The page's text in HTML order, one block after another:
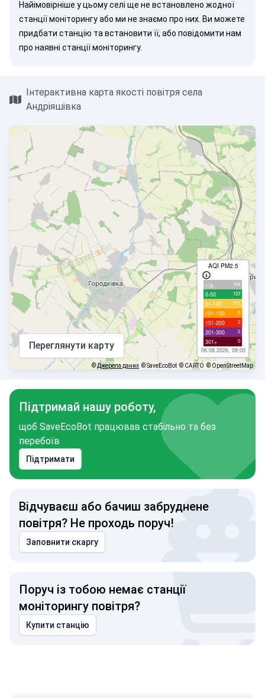
Найімовірніше у цьому селі ще не встановлено жодної
станції моніторингу або ми не знаємо про них. Ви можете
придбати станцію та встановити її, або повідомити нам
про наявні станції моніторингу.
Інтерактивна карта якості повітря села
Андріяшівка
AQI PM2.5
с/д 104
0-50 123
51-100 111
101-150 8
151-200 3
201-300 0
301+ 0
06.08.2026, 08:00
Переглянути карту
©Джерела даних © SaveEcoBot © CARTO © OpenStreetMap
Підтримай нашу роботу,
щоб SaveEcoBot працював стабільно та без
перебоїв
Підтримати
Відчуваєш або бачиш забруднене
повітря? Не проходь поруч!
Заповнити скаргу
Поруч із тобою немає станції
моніторингу повітря?
Купити станцію